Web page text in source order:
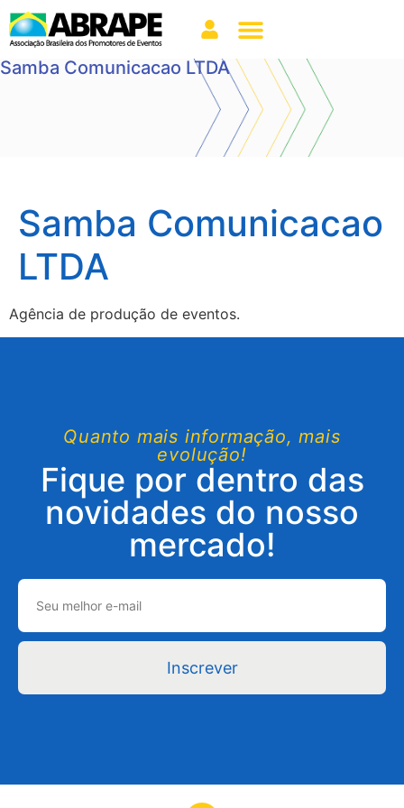
Samba Comunicacao LTDA
Samba Comunicacao
LTDA
Agência de produção de eventos.
Quanto mais informação, mais
evolução!
Fique por dentro das
novidades do nosso
mercado!
Inscrever